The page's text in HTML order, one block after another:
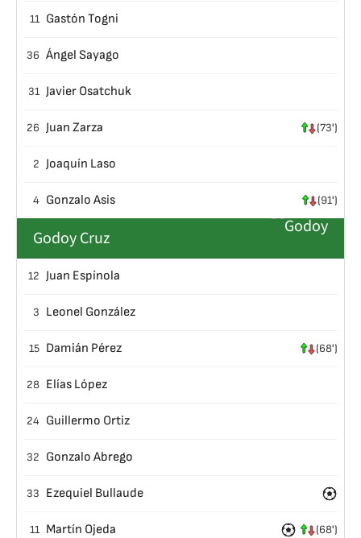
11 Gastón Togni
36 Ángel Sayago
31 Javier Osatchuk
26 Juan Zarza (73')
2 Joaquín Laso
4 Gonzalo Asis (91')
Godoy Cruz
12 Juan Espínola
3 Leonel González
15 Damián Pérez (68')
28 Elías López
24 Guillermo Ortiz
32 Gonzalo Abrego
33 Ezequiel Bullaude
11 Martín Ojeda (68')